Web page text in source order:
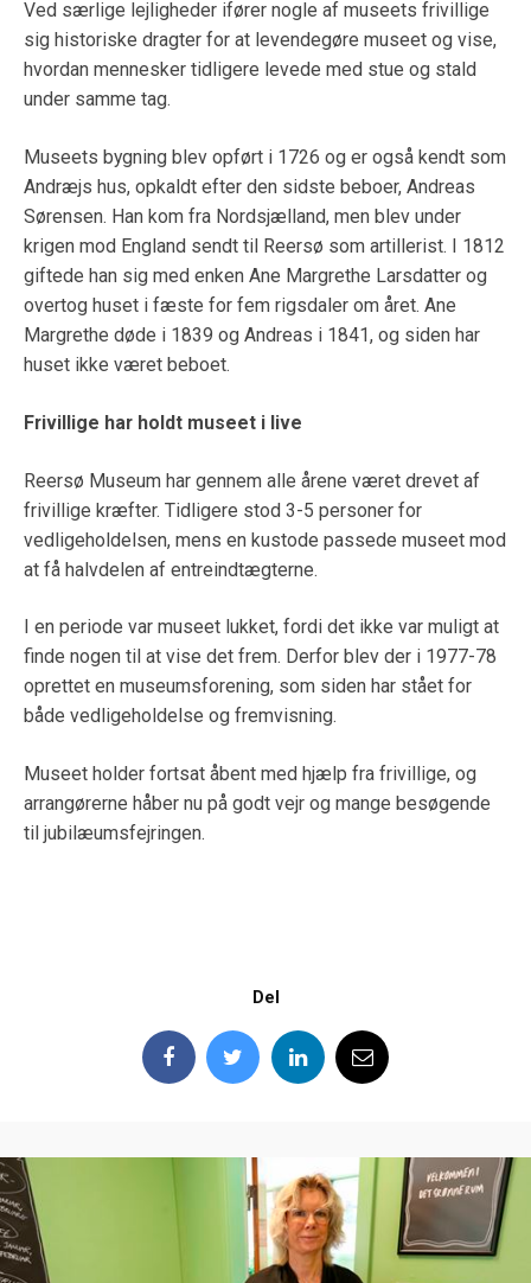
Ved særlige lejligheder ifører nogle af museets frivillige
sig historiske dragter for at levendegøre museet og vise,
hvordan mennesker tidligere levede med stue og stald
under samme tag.
Museets bygning blev opført i 1726 og er også kendt som
Andræjs hus, opkaldt efter den sidste beboer, Andreas
Sørensen. Han kom fra Nordsjælland, men blev under
krigen mod England sendt til Reersø som artillerist. I 1812
giftede han sig med enken Ane Margrethe Larsdatter og
overtog huset i fæste for fem rigsdaler om året. Ane
Margrethe døde i 1839 og Andreas i 1841, og siden har
huset ikke været beboet.
Frivillige har holdt museet i live
Reersø Museum har gennem alle årene været drevet af
frivillige kræfter. Tidligere stod 3-5 personer for
vedligeholdelsen, mens en kustode passede museet mod
at få halvdelen af entreindtægterne.
I en periode var museet lukket, fordi det ikke var muligt at
finde nogen til at vise det frem. Derfor blev der i 1977-78
oprettet en museumsforening, som siden har stået for
både vedligeholdelse og fremvisning.
Museet holder fortsat åbent med hjælp fra frivillige, og
arrangørerne håber nu på godt vejr og mange besøgende
til jubilæumsfejringen.
Del